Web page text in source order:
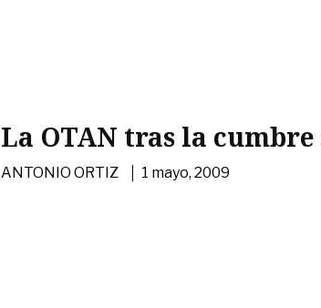
La OTAN tras la
ANTONIO ORTIZ | 1 mayo, 2009